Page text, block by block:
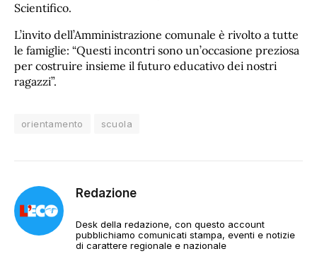
Scientifico.
L’invito dell’Amministrazione comunale è rivolto a tutte
le famiglie: “Questi incontri sono un’occasione preziosa
per costruire insieme il futuro educativo dei nostri
ragazzi”.
orientamento scuola
Redazione
Desk della redazione, con questo account
pubblichiamo comunicati stampa, eventi e notizie
di carattere regionale e nazionale